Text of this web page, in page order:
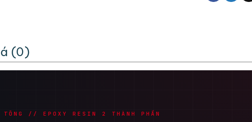
(0)
TÔNG // EPOXY RESIN 2 THÀNH PHẦN